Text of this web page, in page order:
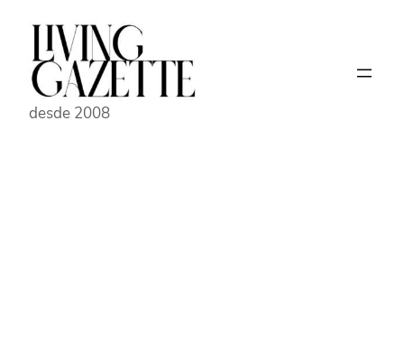
Pular
conteúdo
desde 2008